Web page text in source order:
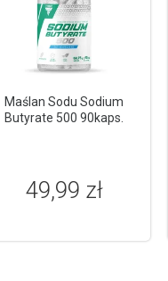
Maślan Sodu Sodium
Butyrate 500 90kaps.
49,99 zł